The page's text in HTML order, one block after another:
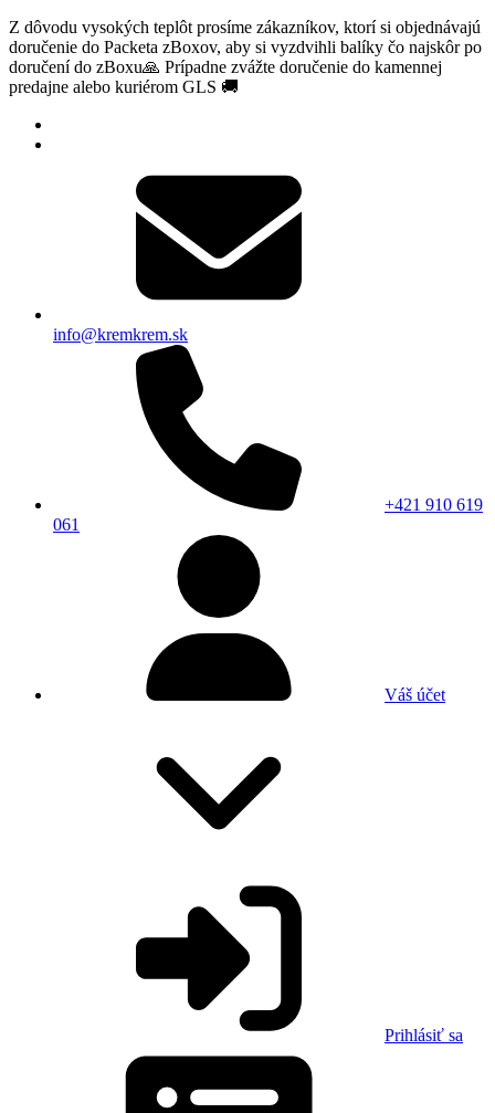
Z dôvodu vysokých teplôt prosíme zákazníkov, ktorí si objednávajú
doručenie do Packeta zBoxov, aby si vyzdvihli balíky čo najskôr po
doručení do zBoxu🙏 Prípadne zvážte doručenie do kamennej
predajne alebo kuriérom GLS 🚚
info@kremkrem.sk
+421 910 619
061
Váš účet
Prihlásiť sa